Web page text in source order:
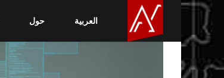
العربية حول